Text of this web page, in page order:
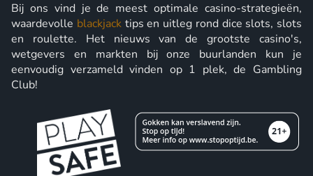
Bij ons vind je de meest optimale casino-strategieën,
waardevolle blackjacktips en uitleg rond dice slots, slots
en roulette. Het nieuws van de grootste casino's,
wetgevers en markten bij onze buurlanden kun je
eenvoudig verzameld vinden op 1 plek, de Gambling
Club!